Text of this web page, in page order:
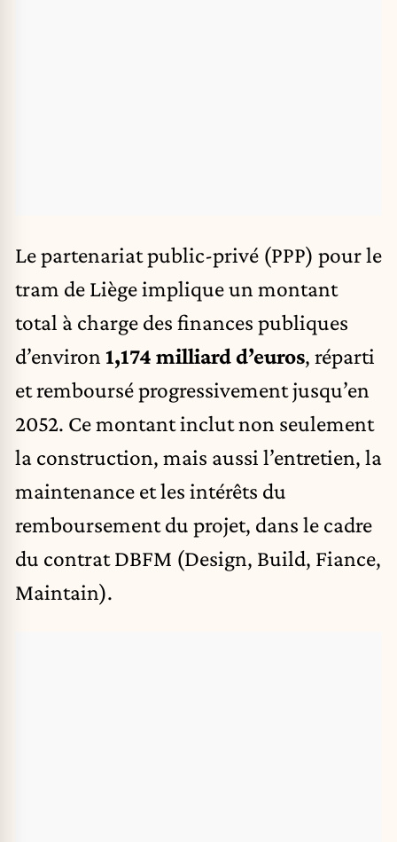
Le partenariat public-privé (PPP) pour le
tram de Liège implique un montant
total à charge des finances publiques
d’environ 1,174 milliard d’euros, réparti
et remboursé progressivement jusqu’en
2052. Ce montant inclut non seulement
la construction, mais aussi l’entretien, la
maintenance et les intérêts du
remboursement du projet, dans le cadre
du contrat DBFM (Design, Build, Fiance,
Maintain).